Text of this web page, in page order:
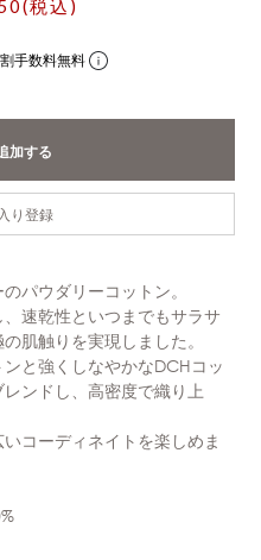
税込)
手数料無料
加する
り登録
パウダリーコットン。
速乾性といつまでもサラサ
肌触りを実現しました。
と強くしなやかなDCHコッ
ンドし、高密度で織り上
コーディネイトを楽しめま